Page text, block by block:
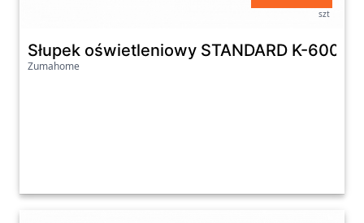
szt
Słupek oświetleniowy STANDARD K-6009B
Zumahome